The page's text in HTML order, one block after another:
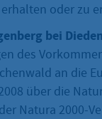
oder zu
bei
des
an die
über die
Natura 2000-